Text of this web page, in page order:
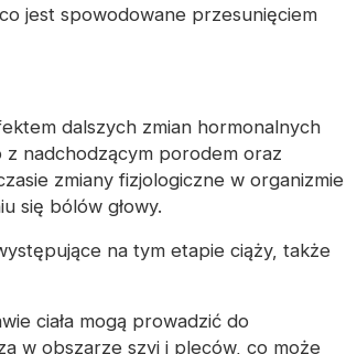
, co jest spowodowane przesunięciem
dalszych zmian hormonalnych
nadchodzącym porodem oraz
zmiany fizjologiczne w organizmie
się bólów głowy.
na tym etapie ciąży, także
ciała mogą prowadzić do
w obszarze szyi i pleców, co może